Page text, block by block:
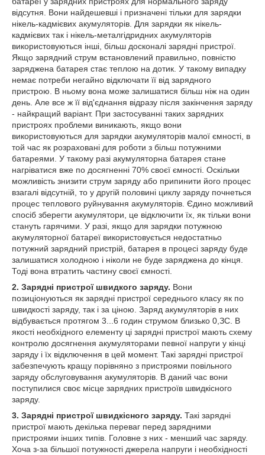
відсутня. Вони найдешевші і призначені тільки для зарядки
нікель-кадмієвих акумуляторів. Для зарядки як нікель-
кадмієвих так і нікель-металгідридних акумуляторів
використовуються інші, більш досконалі зарядні пристрої.
Якщо зарядний струм встановлений правильно, повністю
заряджена батарея стає теплою на дотик. У такому випадку
немає потреби негайно відключати її від зарядного
пристрою. В ньому вона може залишатися більш ніж на один
день. Але все ж її від'єднання відразу після закінчення заряду
- найкращий варіант. При застосуванні таких зарядних
пристроях проблеми виникають, якщо вони
використовуються для зарядки акумуляторів малої ємності, в
той час як розраховані для роботи з більш потужними
батареями. У такому разі акумуляторна батарея стане
нагріватися вже по досягненні 70% своєї ємності. Оскільки
можливість знизити струм заряду або припинити його процес
взагалі відсутній, то у другій половині циклу заряду почнеться
процес теплового руйнування акумуляторів. Єдино можливий
спосіб зберегти акумулятори, це відключити їх, як тільки вони
стануть гарячими. У разі, якщо для зарядки потужною
акумуляторної батареї використовується недостатньо
потужний зарядний пристрій, батарея в процесі заряду буде
залишатися холодною і ніколи не буде заряджена до кінця.
Тоді вона втратить частину своєї ємності.
2. Зарядні пристрої швидкого заряду. Вони
позиціонуються як зарядні пристрої середнього класу як по
швидкості заряду, так і за ціною. Заряд акумуляторів в них
відбувається протягом 3...6 годин струмом близько 0,ЗС. В
якості необхідного елементу ці зарядні пристрої мають схему
контролю досягнення акумуляторами певної напруги у кінці
заряду і їх відключення в цей момент. Такі зарядні пристрої
забезпечують кращу порівняно з пристроями повільного
заряду обслуговування акумуляторів. В даний час вони
поступилися своє місце зарядних пристроїв швидкісного
заряду.
3. Зарядні пристрої швидкісного заряду. Такі зарядні
пристрої мають декілька переваг перед зарядними
пристроями інших типів. Головне з них - менший час заряду.
Хоча з-за більшої потужності джерела напруги і необхідності